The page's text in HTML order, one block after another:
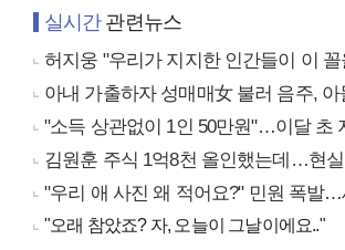
실시간관련뉴스
허지웅 "우리가 지지한 인간들이 이 꼴을
아내 가출하자 성매매女 불러 음주, 아
"소득 상관없이 1인 50만원"…이달 초
김원훈 주식 1억8천 올인했는데…현실
"우리 애 사진 왜 적어요?" 민원 폭발
"오래 참았죠? 자, 오늘이 그날이에요.."